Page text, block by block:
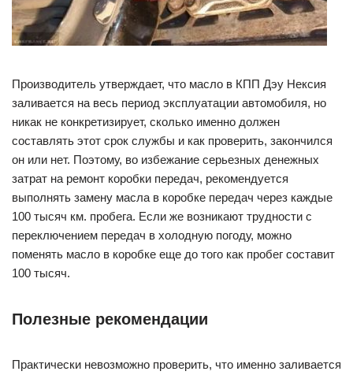
Производитель утверждает, что масло в КПП Дэу Нексия
заливается на весь период эксплуатации автомобиля, но
никак не конкретизирует, сколько именно должен
составлять этот срок службы и как проверить, закончился
он или нет. Поэтому, во избежание серьезных денежных
затрат на ремонт коробки передач, рекомендуется
выполнять замену масла в коробке передач через каждые
100 тысяч км. пробега. Если же возникают трудности с
переключением передач в холодную погоду, можно
поменять масло в коробке еще до того как пробег составит
100 тысяч.
Полезные рекомендации
Практически невозможно проверить, что именно заливается